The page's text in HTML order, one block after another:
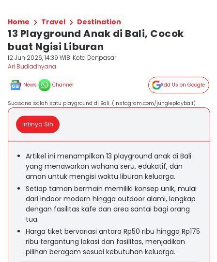
Home Travel Destination
13 Playground Anak di Bali, Cocok
buat Ngisi Liburan
12 Jun 2026, 14:39 WIB Kota Denpasar
Ari Budiadnyana
News Channel Add Us on Google
Suasana salah satu playground di Bali. (Instagram.com/jungleplaybali)
Intinya Sih
Artikel ini menampilkan 13 playground anak di Bali
yang menawarkan wahana seru, edukatif, dan
aman untuk mengisi waktu liburan keluarga.
Setiap taman bermain memiliki konsep unik, mulai
dari indoor modern hingga outdoor alami, lengkap
dengan fasilitas kafe dan area santai bagi orang
tua.
Harga tiket bervariasi antara Rp50 ribu hingga Rp175
ribu tergantung lokasi dan fasilitas, menjadikan
pilihan beragam sesuai kebutuhan keluarga.